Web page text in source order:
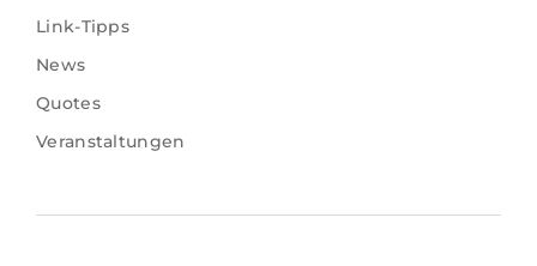
Link-Tipps
News
Quotes
Veranstaltungen